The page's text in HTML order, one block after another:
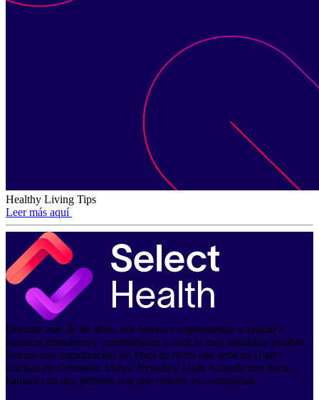
Healthy Living Tips
Leer más aquí
Durante más de 40 años, nos hemos comprometido a ayudar a
nuestros miembros y comunidades a vivir lo más saludable posible.
Somos una organización sin fines de lucro con sede en Utah y
oficinas en Colorado, Idaho, Nevada y Utah. Cuando nos llame,
hablará con una persona real que conoce su comunidad.